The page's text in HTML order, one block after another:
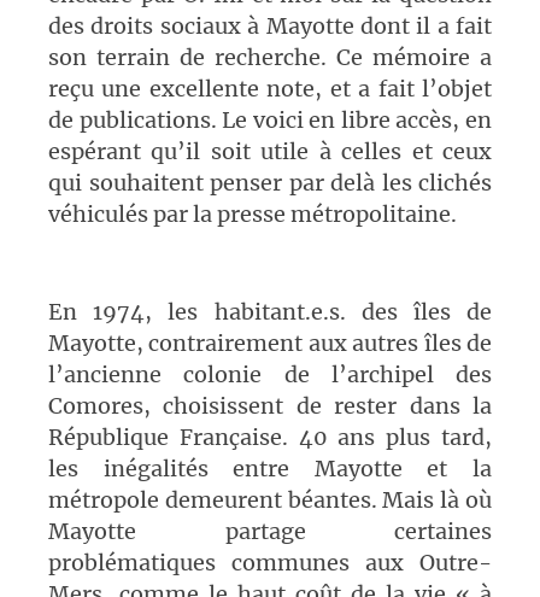
des droits sociaux à Mayotte dont il a fait
son terrain de recherche. Ce mémoire a
reçu une excellente note, et a fait l’objet
de publications. Le voici en libre accès, en
espérant qu’il soit utile à celles et ceux
qui souhaitent penser par delà les clichés
véhiculés par la presse métropolitaine.
En 1974, les habitant.e.s. des îles de
Mayotte, contrairement aux autres îles de
l’ancienne colonie de l’archipel des
Comores, choisissent de rester dans la
République Française. 40 ans plus tard,
les inégalités entre Mayotte et la
métropole demeurent béantes. Mais là où
Mayotte partage certaines
problématiques communes aux Outre-